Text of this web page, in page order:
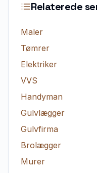
Relaterede
Maler
Tømrer
Elektriker
VVS
Handyman
Gulvlægger
Gulvfirma
Brolægger
Murer